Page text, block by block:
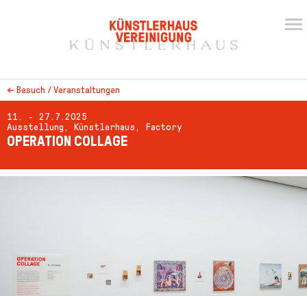
← Besuch / Veranstaltungen
11. - 27.7.2025
Ausstellung, Künstlerhaus, Factory
OPERATION COLLAGE